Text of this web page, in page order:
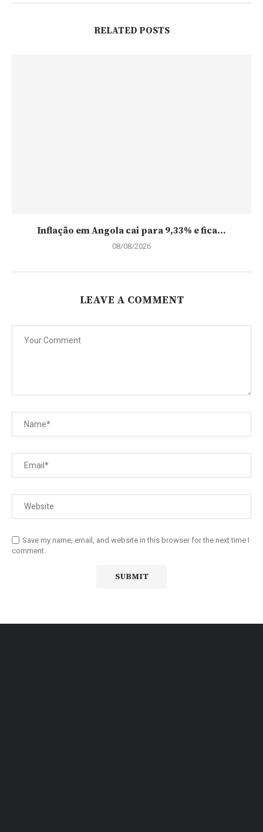
RELATED POSTS
Inflação em Angola cai para 9,33% e fica...
08/08/2026
LEAVE A COMMENT
Save my name, email, and website in this browser for the next time I
comment.